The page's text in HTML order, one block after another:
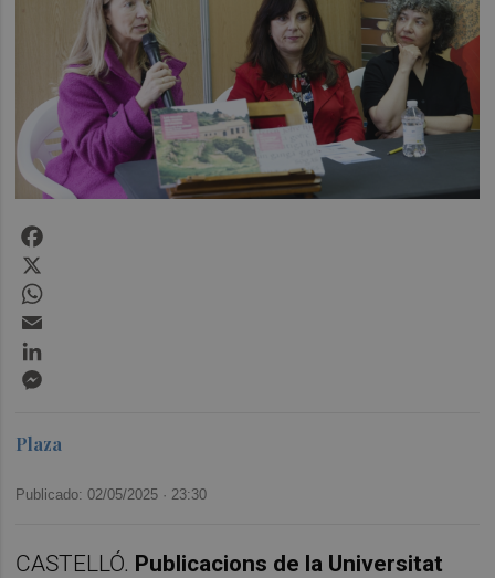
Plaza
Publicado: 02/05/2025 · 23:30
CASTELLÓ. Publicacions de la Universitat